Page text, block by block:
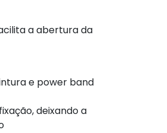
a abertura da
e power band
deixando a